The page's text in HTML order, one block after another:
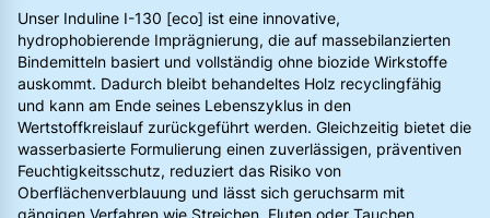
Unser Induline I-130 [eco] ist eine innovative,
hydrophobierende Imprägnierung, die auf massebilanzierten
Bindemitteln basiert und vollständig ohne biozide Wirkstoffe
auskommt. Dadurch bleibt behandeltes Holz recyclingfähig
und kann am Ende seines Lebenszyklus in den
Wertstoffkreislauf zurückgeführt werden. Gleichzeitig bietet die
wasserbasierte Formulierung einen zuverlässigen, präventiven
Feuchtigkeitsschutz, reduziert das Risiko von
Oberflächenverblauung und lässt sich geruchsarm mit
gängigen Verfahren wie Streichen, Fluten oder Tauchen